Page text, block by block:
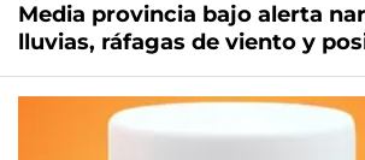
Media provincia bajo alerta
lluvias, ráfagas de viento y